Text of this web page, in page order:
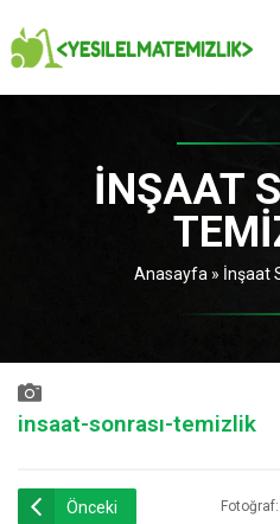
İNŞAAT
Anasayfa » İnşaat
insaat-sonrası-temizlik
Önceki